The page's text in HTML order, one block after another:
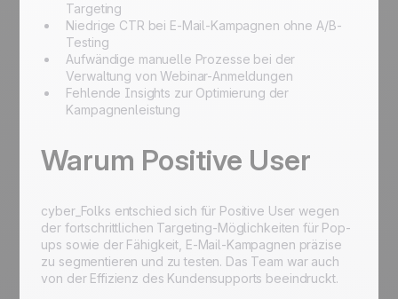
Targeting
Niedrige CTR bei E-Mail-Kampagnen ohne A/B-
Testing
Aufwändige manuelle Prozesse bei der
Verwaltung von Webinar-Anmeldungen
Fehlende Insights zur Optimierung der
Kampagnenleistung
Warum Positive User
cyber_Folks entschied sich für Positive User wegen
der fortschrittlichen Targeting-Möglichkeiten für Pop-
ups sowie der Fähigkeit, E-Mail-Kampagnen präzise
zu segmentieren und zu testen. Das Team war auch
von der Effizienz des Kundensupports beeindruckt.